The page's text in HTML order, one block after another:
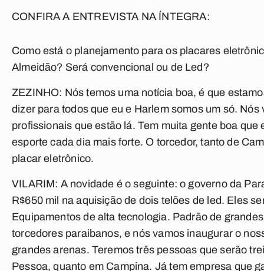
CONFIRA A ENTREVISTA NA ÍNTEGRA:
Como está o planejamento para os placares
Almeidão? Será convencional ou de Led?
ZEZINHO: Nós temos uma notícia boa, é que
dizer para todos que eu e Harlem somos um só.
profissionais que estão lá. Tem muita gente boa
esporte cada dia mais forte. O torcedor, tanto de
placar eletrônico.
VILARIM: A novidade é o seguinte: o governo da
R$650 mil na aquisição de dois telões de led. Eles
Equipamentos de alta tecnologia. Padrão de
torcedores paraibanos, e nós vamos inaugurar o
grandes arenas. Teremos três pessoas que serão
Pessoa, quanto em Campina. Já tem empresa que